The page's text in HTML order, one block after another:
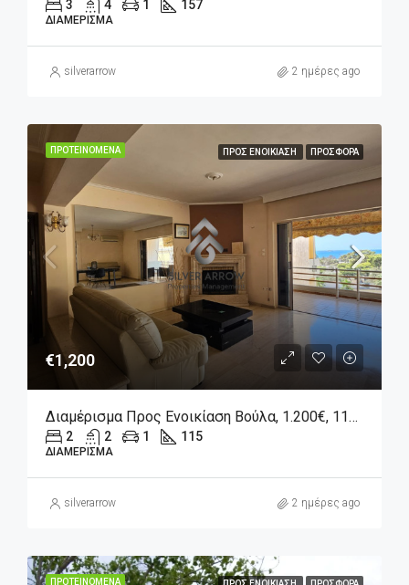
3 4 1 157
ΔΙΑΜΈΡΙΣΜΑ
silverarrow 2 ημέρες ago
ΠΡΟΤΕΙΝΌΜΕΝΑ ΠΡΟΣ ΕΝΟΙΚΊΑΣΗ ΠΡΟΣΦΟΡΆ
€1,200
Διαμέρισμα Προς Ενοικίαση Βούλα, 1.200€, 115 Τ.μ.
2 2 1 115
ΔΙΑΜΈΡΙΣΜΑ
silverarrow 2 ημέρες ago
ΠΡΟΤΕΙΝΌΜΕΝΑ